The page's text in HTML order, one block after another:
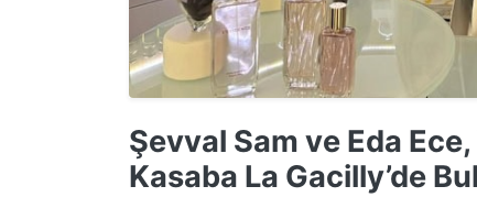
Şevval Sam ve Eda
Kasaba La Gacilly’de